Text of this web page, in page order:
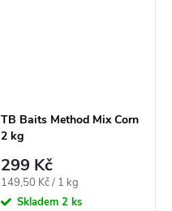
TB Baits Method Mix Corn
2 kg
299 Kč
Měrná
cena:
149,50 Kč / 1 kg
Skladem 2 ks